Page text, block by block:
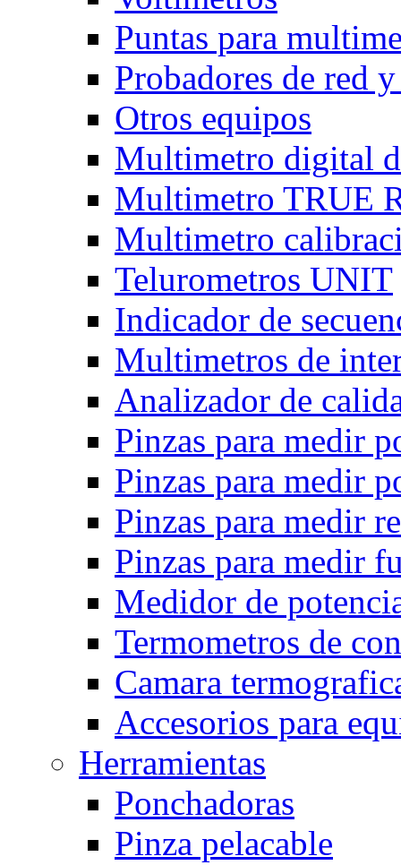
Puntas para
Probadores de red
Otros equipos
Multimetro digital
Multimetro TRUE
Multimetro
Telurometros UNIT
Indicador de
Multimetros de
Analizador de
Pinzas para medir
Pinzas para medir
Pinzas para medir
Pinzas para medir
Medidor de
Termometros de
Camara
Accesorios para
Herramientas
Ponchadoras
Pinza pelacable